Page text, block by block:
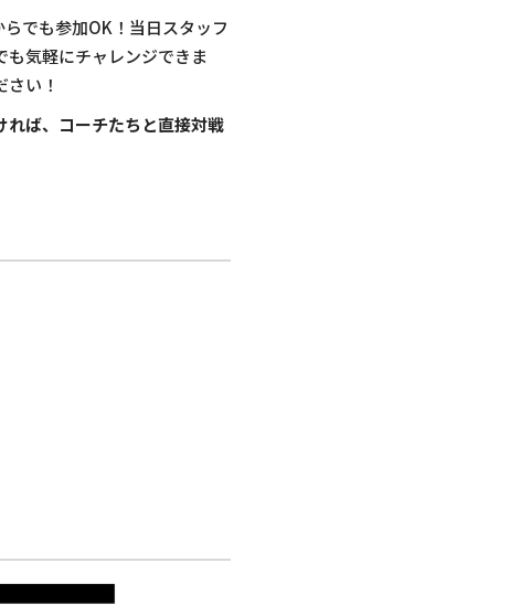
でも参加OK！当日スタッフ
気軽にチャレンジできま
い！
れば、コーチたちと直接対戦